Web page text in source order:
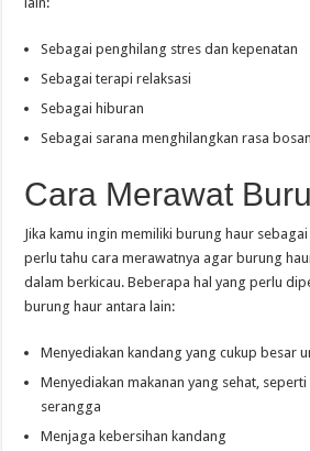
Sebagai penghilang stres dan kepenatan
Sebagai terapi relaksasi
Sebagai hiburan
Sebagai sarana menghilangkan rasa bosan
Cara Merawat
Jika kamu ingin memiliki burung haur
perlu tahu cara merawatnya agar burung
dalam berkicau. Beberapa hal yang perlu
burung haur antara lain:
Menyediakan kandang yang cukup besar
Menyediakan makanan yang sehat,
serangga
Menjaga kebersihan kandang